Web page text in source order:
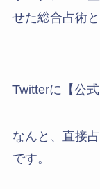
せた総合占術と
Twitterに【公
なんと、直接
です。